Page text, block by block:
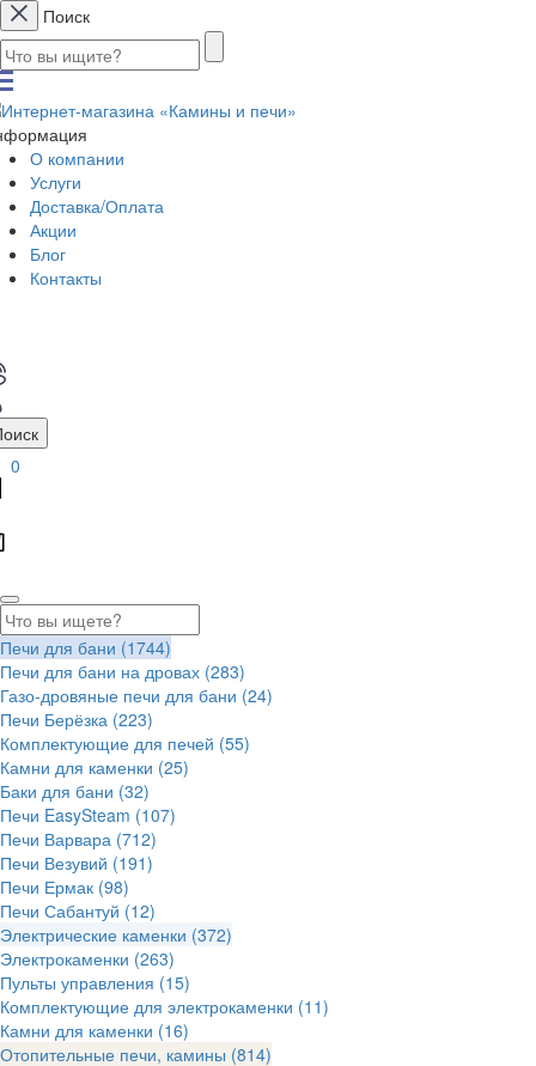
Поиск
О компании
Услуги
Доставка/Оплата
Акции
Блог
Контакты
0
Печи для бани (1744)
Печи для бани на дровах (283)
Газо-дровяные печи для бани (24)
Печи Берёзка (223)
Комплектующие для печей (55)
Камни для каменки (25)
Баки для бани (32)
Печи EasySteam (107)
Печи Варвара (712)
Печи Везувий (191)
Печи Ермак (98)
Печи Сабантуй (12)
Электрические каменки (372)
Электрокаменки (263)
Пульты управления (15)
Комплектующие для электрокаменки (11)
Камни для каменки (16)
Отопительные печи, камины (814)